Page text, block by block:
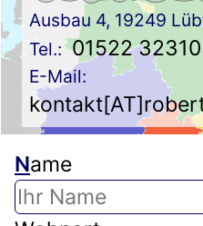
Ausbau 4, 19249
Tel.:01522
E-Mail:
Name